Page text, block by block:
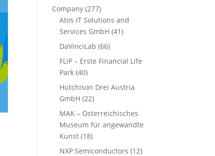
Company (277)
Atos IT Solutions and
Services GmbH (41)
DaVinciLab (66)
FLiP – Erste Financial Life
Park (40)
Hutchison Drei Austria
GmbH (22)
MAK – Österreichisches
Museum für angewandte
Kunst (18)
NXP Semiconductors (12)